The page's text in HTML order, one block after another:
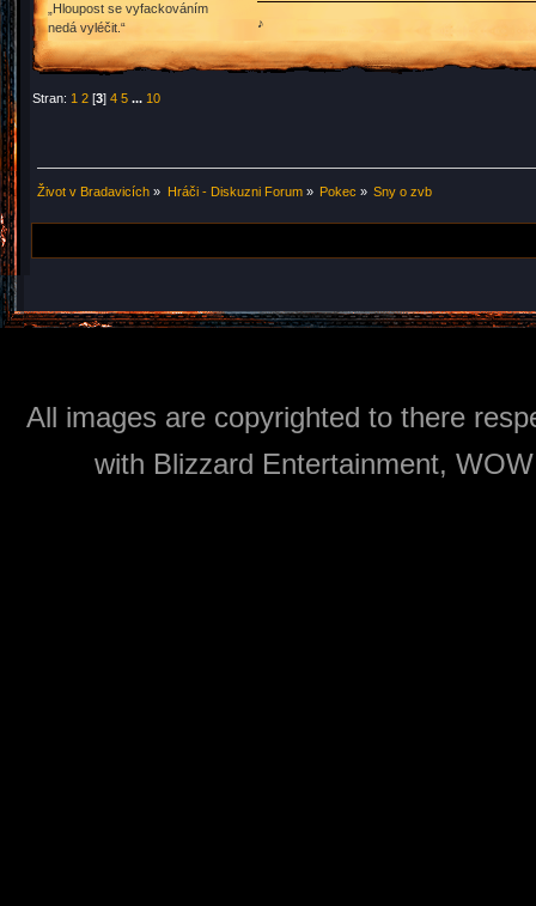
„Hloupost se vyfackováním
nedá vyléčit.“
♪
Stran: 1 2 [3]4 5 ... 10
Život v Bradavicích » Hráči - Diskuzni Forum» Pokec » Sny o zvb
All images are copyrighted to there
with Blizzard Entertainment,